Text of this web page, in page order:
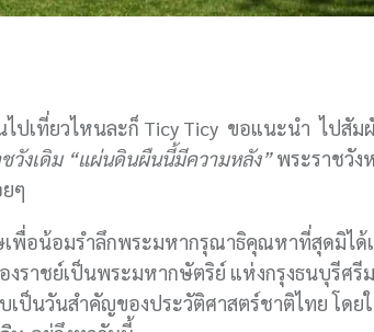
ปเที่ยวไหนละก็ Ticy Ticy ขอแนะนำ ไปสั
วังเดิม “แผ่นดินผืนนี้มีความหลัง”พระราชวัง
ๆ
เพื่อน้อมรำลึกพระมหากรุณาธิคุณหาที่สุดมิไ
งราชย์เป็นพระมหากษัตริย์ แห่งกรุงธนบุรีศ
เป็นวันสำคัญของประวัติศาสตร์ชาติไทย โด